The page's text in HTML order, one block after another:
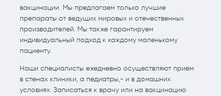
вакцинации. Мы предлагаем только лучшие
препараты от ведущих мировых и отечественных
производителей. Мы также гарантируем
индивидуальный подход к каждому маленькому
пациенту.
Наши специалисты ежедневно осуществляют прием
в стенах клиники, а педиатры,- и в домашних
условиях. Записаться к врачу или на вакцинацию